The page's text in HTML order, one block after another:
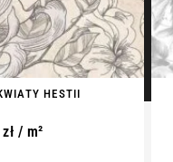
HESTII
zł / m²